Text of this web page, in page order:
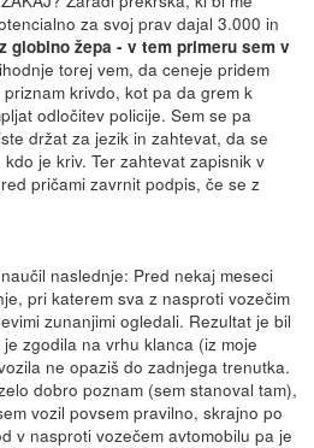
za svoj prav dajal 3.000 in
globino žepa - v tem primeru sem v
torej vem, da ceneje pridem
krivdo, kot pa da grem k
odločitev policije. Sem se pa
držat za jezik in zahtevat, da se
je kriv. Ter zahtevat zapisnik v
pričami zavrnit podpis, če se z
naslednje: Pred nekaj meseci
pri katerem sva z nasproti vozečim
zunanjimi ogledali. Rezultat je bil
zgodila na vrhu klanca (iz moje
ne opaziš do zadnjega trenutka.
dobro poznam (sem stanoval tam),
vozil povsem pravilno, skrajno po
v nasproti vozečem avtomobilu pa je